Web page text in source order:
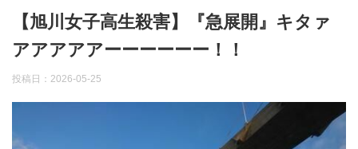
【旭川女子高生殺害】『急展開』キタァ
アアアアアーーーーーー！！
投稿日： 2026-05-25